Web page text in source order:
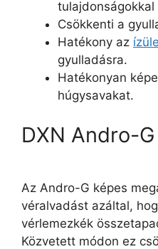
tulajdonságokkal
Csökkenti a
Hatékony az
gyulladásra.
Hatékonyan
húgysavakat.
DXN Andro-
Az Andro-G képes
véralvadást azáltal,
vérlemezkék
Közvetett módon ez